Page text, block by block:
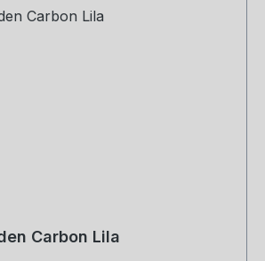
Carbon Lila